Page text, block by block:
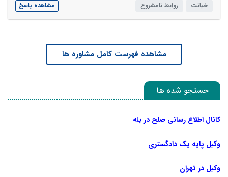
خیانت روابط نامشروع مشاهده پاسخ
مشاهده فهرست کامل مشاوره ها
جستجو شده ها
کانال اطلاع رسانی صلح در بله
وکیل پایه یک دادگستری
وکیل در تهران